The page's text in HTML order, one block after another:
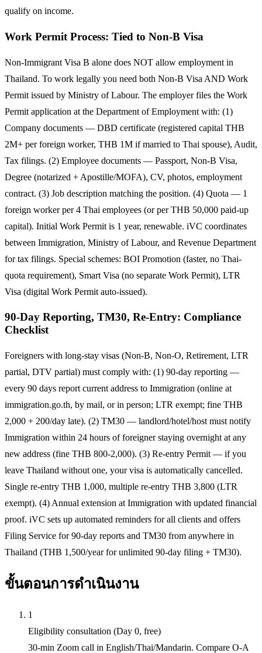
qualify on income.
Work Permit Process: Tied to Non-B Visa
Non-Immigrant Visa B alone does NOT allow employment in
Thailand. To work legally you need both Non-B Visa AND Work
Permit issued by Ministry of Labour. The employer files the Work
Permit application at the Department of Employment with: (1)
Company documents — DBD certificate (registered capital THB
2M+ per foreign worker, THB 1M if married to Thai spouse), Audit,
Tax filings. (2) Employee documents — Passport, Non-B Visa,
Degree (notarized + Apostille/MOFA), CV, photos, employment
contract. (3) Job description matching the position. (4) Quota — 1
foreign worker per 4 Thai employees (or per THB 50,000 paid-up
capital). Initial Work Permit is 1 year, renewable. iVC coordinates
between Immigration, Ministry of Labour, and Revenue Department
for tax filings. Special schemes: BOI Promotion (faster, no Thai-
quota requirement), Smart Visa (no separate Work Permit), LTR
Visa (digital Work Permit auto-issued).
90-Day Reporting, TM30, Re-Entry: Compliance
Checklist
Foreigners with long-stay visas (Non-B, Non-O, Retirement, LTR
partial, DTV partial) must comply with: (1) 90-day reporting —
every 90 days report current address to Immigration (online at
immigration.go.th, by mail, or in person; LTR exempt; fine THB
2,000 + 200/day late). (2) TM30 — landlord/hotel/host must notify
Immigration within 24 hours of foreigner staying overnight at any
new address (fine THB 800-2,000). (3) Re-entry Permit — if you
leave Thailand without one, your visa is automatically cancelled.
Single re-entry THB 1,000, multiple re-entry THB 3,800 (LTR
exempt). (4) Annual extension at Immigration with updated financial
proof. iVC sets up automated reminders for all clients and offers
Filing Service for 90-day reports and TM30 from anywhere in
Thailand (THB 1,500/year for unlimited 90-day filing + TM30).
ขั้นตอนการดำเนินงาน
1
Eligibility consultation (Day 0, free)
30-min Zoom call in English/Thai/Mandarin. Compare O-A